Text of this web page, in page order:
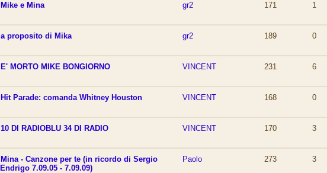
Mike e Mina gr2 171 1
a proposito di Mika gr2 189 0
E' MORTO MIKE BONGIORNO VINCENT 231 6
Hit Parade: comanda Whitney Houston VINCENT 168 0
10 DI RADIOBLU 34 DI RADIO VINCENT 170 3
Mina - Canzone per te (in ricordo di Sergio
Endrigo 7.09.05 - 7.09.09)
Paolo 273 3